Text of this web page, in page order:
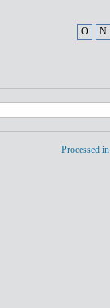
O N
Processed